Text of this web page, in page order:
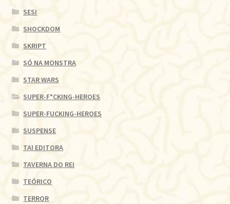
SESI
SHOCKDOM
SKRIPT
SÓ NA MONSTRA
STAR WARS
SUPER-F*CKING-HEROES
SUPER-FUCKING-HEROES
SUSPENSE
TAI EDITORA
TAVERNA DO REI
TEÓRICO
TERROR